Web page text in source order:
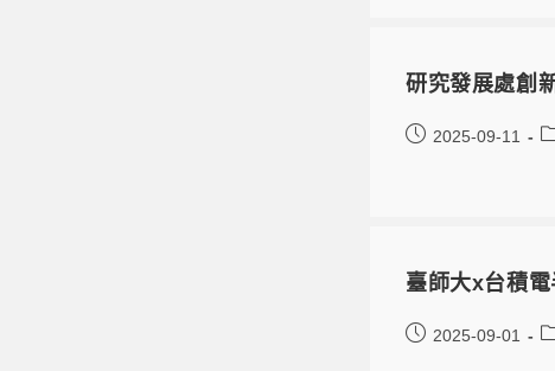
研究發展處創
2025-09-11
臺師大x台積
2025-09-01